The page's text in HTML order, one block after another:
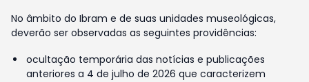
No âmbito do Ibram e de suas unidades museológicas,
deverão ser observadas as seguintes providências:
ocultação temporária das notícias e publicações
anteriores a 4 de julho de 2026 que caracterizem